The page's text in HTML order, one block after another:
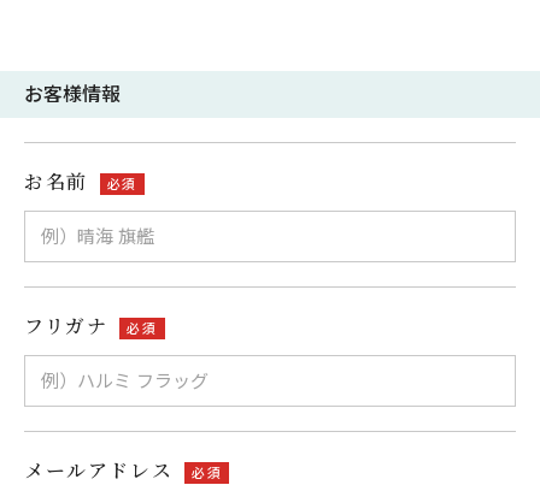
お客様情報
お名前 必須
フリガナ 必須
メールアドレス 必須